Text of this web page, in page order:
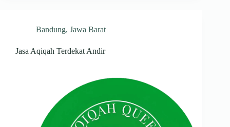
Bandung, Jawa Barat
Jasa Aqiqah Terdekat Andir